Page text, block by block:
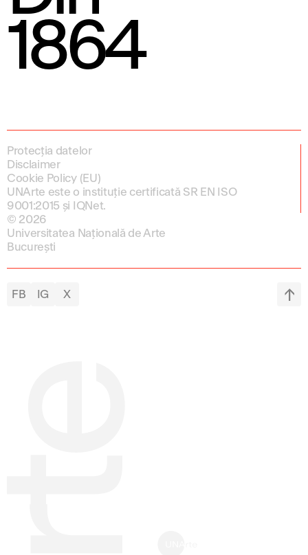
1864
Protecția datelor
Disclaimer
Cookie Policy (EU)
UNArte este o instituție certificată SR EN ISO
9001:2015 și IQNet.
© 2026
Universitatea Națională de Arte
București
FB IG X